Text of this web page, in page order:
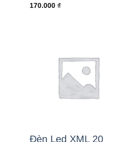
170.000₫
Đèn Led XML 20